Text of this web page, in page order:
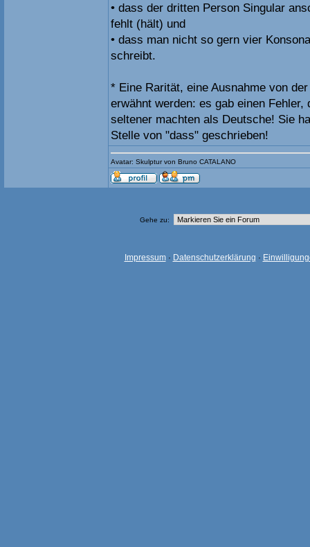
• dass der dritten Person Singular
fehlt (hält) und
• dass man nicht so gern vier
schreibt.
* Eine Rarität, eine Ausnahme von
erwähnt werden: es gab einen Fehler,
seltener machten als Deutsche! Sie
Stelle von "dass" geschrieben!
Avatar: Skulptur von Bruno CATALANO
Gehe zu:
Impressum· Datenschutzerklärung ·